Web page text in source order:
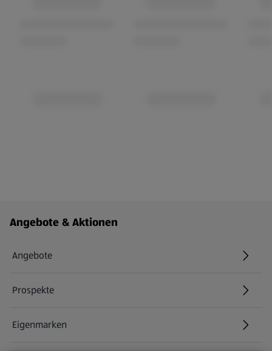
Fußzeilenmenü - weitere Links
Angebote & Aktionen
Angebote
Prospekte
Eigenmarken